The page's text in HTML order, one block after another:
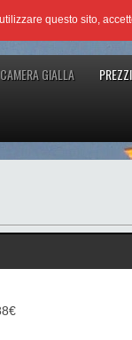
CAMERA GIALLA PREZZI
questo sito,